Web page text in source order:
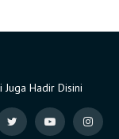
Juga Hadir Disini